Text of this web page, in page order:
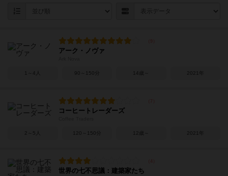
アーク・ノヴァ
1～4人 90～150分 14歳～ 2021年
コーヒートレーダーズ
2～5人 120～150分 12歳～ 2021年
世界の七不思議：建築家たち